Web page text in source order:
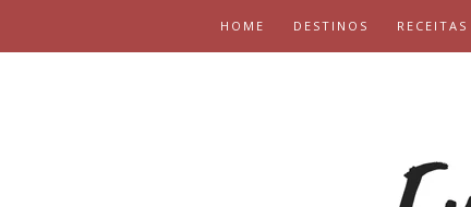
HOME DESTINOS RECEITAS